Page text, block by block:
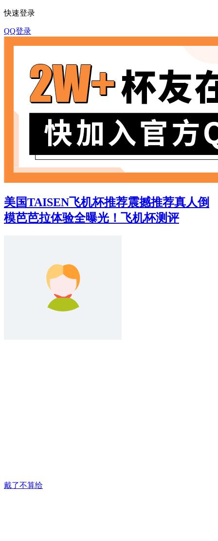
快速登录
QQ登录
美国TAISEN飞机杯推荐震撼推荐真人倒
模芭芭拉体验全曝光！飞机杯测评
戴了不算给